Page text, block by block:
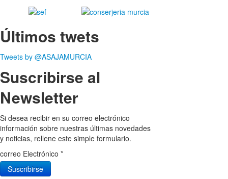
Últimos twets
Tweets by @ASAJAMURCIA
Suscribirse al
Newsletter
Si desea recibir en su correo electrónico
información sobre nuestras últimas novedades
y noticias, rellene este simple formulario.
correo Electrónico *